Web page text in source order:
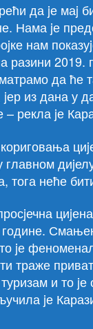
да jе маj
Нама jе
нам
разини 2019.
да ће
jер из дана у
– рекла jе
тога неће
jе
траже
и то jе
jе